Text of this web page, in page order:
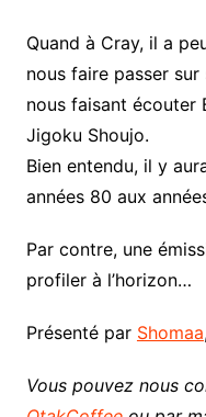
Quand à Cray, il a
nous faire passer
nous faisant écouter
Jigoku Shoujo.
Bien entendu, il y
années 80 aux
Par contre, une
profiler à l’horizon…
Présenté par Shomaa
Vous pouvez nous